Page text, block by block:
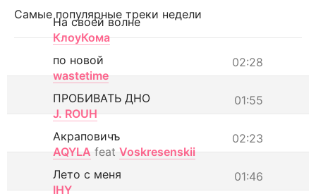
Самые популярные треки недели
На своей волне
КлоуКома
02:28
по новой
wastetime
01:55
ПРОБИВАТЬ ДНО
J. ROUH
02:23
Акраповичъ
AQYLA feat Voskresenskii
01:46
Лето с меня
IHY